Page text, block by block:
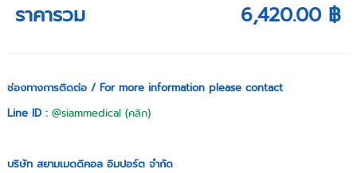
ราคารวม 6,420.00 ฿
ช่องทางการติดต่อ / For more information please contact
Line ID :@siammedical (คลิก)
บริษัท สยามเมดดิคอล อิมปอร์ต จำกัด